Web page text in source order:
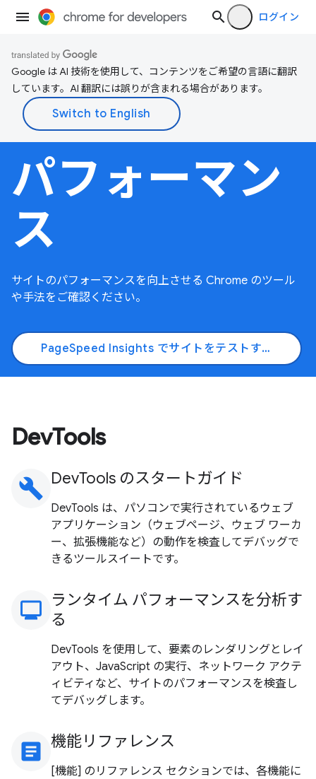
ログイン
Google は AI 技術を使用して、コンテンツをご希望の言語に翻訳
しています。AI 翻訳には誤りが含まれる場合があります。
パフォーマン
ス
サイトのパフォーマンスを向上させる Chrome のツール
や手法をご確認ください。
PageSpeed Insights でサイトをテストする
DevTools
build DevTools のスタートガイド
DevTools は、パソコンで実行されているウェブ
アプリケーション（ウェブページ、ウェブ ワーカ
ー、拡張機能など）の動作を検査してデバッグで
きるツールスイートです。
monitoring
ランタイム パフォーマンスを分析す
る
DevTools を使用して、要素のレンダリングとレイ
アウト、JavaScript の実行、ネットワーク アクテ
ィビティなど、サイトのパフォーマンスを検査し
てデバッグします。
article 機能リファレンス
[機能] のリファレンス セクションでは、各機能に